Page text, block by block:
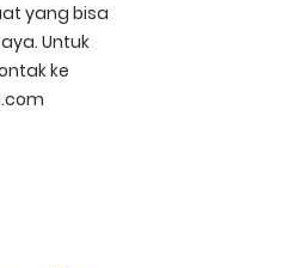
yang bisa
Untuk
ke